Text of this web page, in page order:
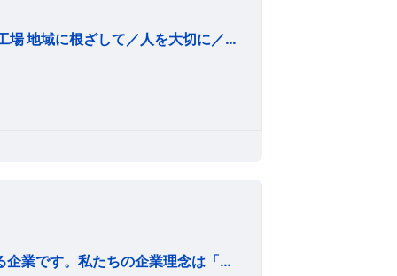
顧客と地域から信頼され、 明るく活気溢れる最先端工場 地域に根ざして／人を大切に／環境にやさしく
顧客が「自分らしく」生きれる社会づくりに貢献する企業です。私たちの企業理念は「自分らしくの追求」です。 何故なら、自分らしく生きる延長上に、人の幸せがあると信じているからです。 私たちは、社員自ら人生理念・目的・目標を明確にし、「自分らしく」を追求します。そして「三方善し」「インサイドアウト」の考えのもと、縁ある全ての方の「自分らしく」の追求を最大限にサポートしていきます。